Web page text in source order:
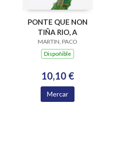
PONTE QUE NON
TIÑA RIO, A
MARTIN, PACO
Dispoñible
10,10 €
Mercar